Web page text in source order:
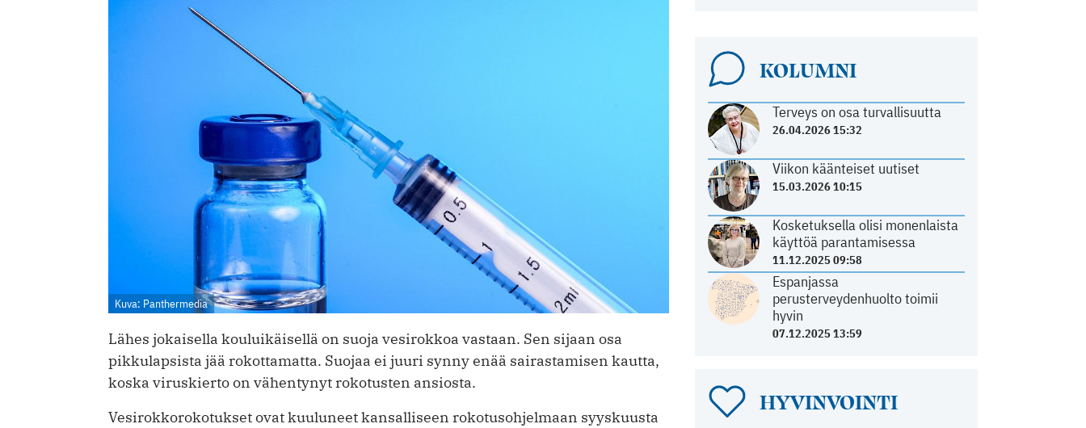
KOLUMNI
Terveys on osa turvallisuutta
26.04.2026 15:32
Viikon käänteiset uutiset
15.03.2026 10:15
Kosketuksella olisi monenlaista
käyttöä parantamisessa
11.12.2025 09:58
Espanjassa
perusterveydenhuolto toimii
hyvin
07.12.2025 13:59
HYVINVOINTI
Kuva: Panthermedia
Lähes jokaisella kouluikäisellä on suoja vesirokkoa vastaan. Sen sijaan osa
pikkulapsista jää rokottamatta. Suojaa ei juuri synny enää sairastamisen kautta,
koska viruskierto on vähentynyt rokotusten ansiosta.
Vesirokkorokotukset ovat kuuluneet kansalliseen rokotusohjelmaan syyskuusta